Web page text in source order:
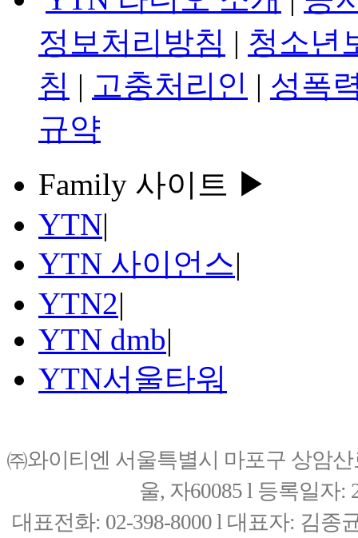
정보처리방침 | 청소년
침 | 고충처리인 | 성폭
규약
Family 사이트 ▶
YTN|
YTN 사이언스|
YTN2|
YTN dmb|
YTN서울타워
㈜와이티엔 서울특별시 마포구 상암
울, 자60085 l 등록일자:
대표전화: 02-398-8000 l 대표자: 김종